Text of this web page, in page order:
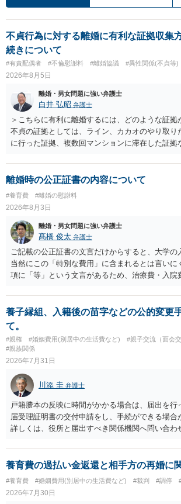
不貞行為に対する離婚に有利な証拠収集
続きについて
#有責配偶者 #不倫慰謝料 #離婚協議 #異性関係(不貞等)
2026年8月5日
離婚・男女問題に強い弁護士
白井 弘昭 弁護士
＞こちらに有利に離婚するには、どのような証拠
不貞の証拠としては、ライン、カカオのやり取り
に行った証拠、複数回マンションに滞在した証拠
婚する、慰謝料をとるなど）ことができると思わ
貞発覚後、長期間同居を続けると、不貞を許した
離婚時の公正証書の内容について
#養育費 #離婚の慰謝料
2026年8月3日
離婚・男女問題に強い弁護士
髙橋 俊太 弁護士
ご記載の公正証書の文言だけからすると、大学の
当然にこの「特別な費用」に含まれるとは言いに
項に「等」という文言があるため、治療費・入院
れていますので、通常は、病気や事故によって臨
療費その他これに類する特別支出を念頭に置いた
です。したがって、大学の入学金、授業料、受験
ついてまで、「この条項があるから当然に半額を
は言いにくいと思われます。なお、通常、大学進
担すべきかについては、離婚時の合意内容のほか
や費用などを踏まえて個別に検討することになり
の条項において、養育費の終期についてどのよう
か、大学進学に関する定めの有無、「教育費」「
定めの有無等について確認する必要があると考え
養子縁組、入籍後の苗字などの公的変更
て。
#親権 #婚姻費用(別居中の生活費など) #親子交流（面会交
#親族関係
2026年7月31日
川添 圭 弁護士
戸籍謄本の反映に時間がかかる場合は、届出を行
届受理証明書の交付申請をし、手続ができる場合
詳しくは、役所と届出すべき関係機関へ問い合わ
養育費の過払い金返還と相手方の再婚に
#養育費 #婚姻費用(別居中の生活費など) #裁判 #調停
2026年7月30日